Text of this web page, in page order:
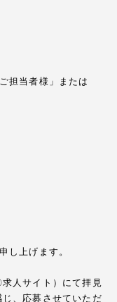
担当者様」または
し上げます。
人サイト）にて拝見
、応募させていただ